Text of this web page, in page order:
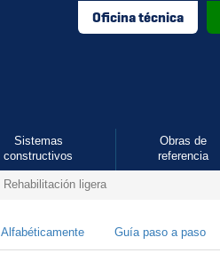
Oficina técnica
Sistemas
constructivos
Obras de
referencia
Rehabilitación ligera
Alfabéticamente Guía paso a paso